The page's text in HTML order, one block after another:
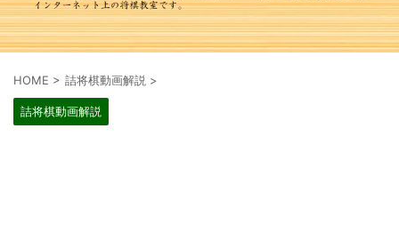
HOME > 詰将棋動画解説 >
詰将棋動画解説